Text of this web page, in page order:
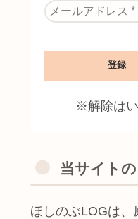
※解除はい
当サイト
ほしのぶLOGは、